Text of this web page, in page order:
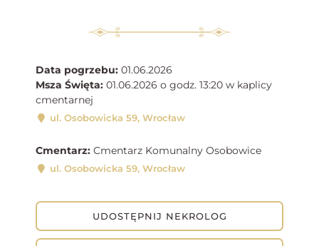
Data pogrzebu: 01.06.2026
Msza Święta: 01.06.2026 o godz. 13:20 w kaplicy
cmentarnej
ul. Osobowicka 59, Wrocław
Cmentarz: Cmentarz Komunalny Osobowice
ul. Osobowicka 59, Wrocław
UDOSTĘPNIJ NEKROLOG